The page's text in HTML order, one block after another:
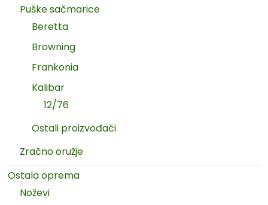
Puške sačmarice
Beretta
Browning
Frankonia
Kalibar
12/76
Ostali proizvođači
Zračno oružje
Ostala oprema
Noževi